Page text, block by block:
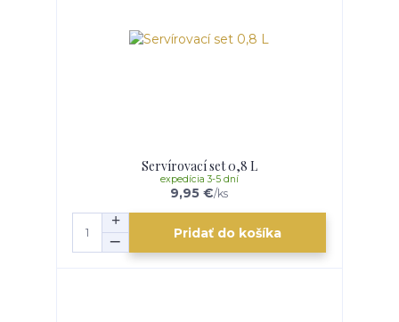
Servírovací set 0,8 L
9,95 €/ks
expedícia 3-5 dní
Pridať do košíka